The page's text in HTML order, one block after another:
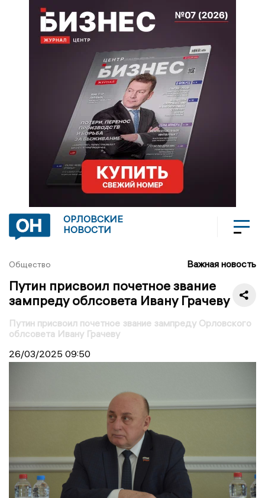
ОРЛОВСКИЕ
НОВОСТИ
Общество Важная новость
Путин присвоил почетное звание
зампреду облсовета Ивану Грачеву
Путин присвоил почетное звание зампреду Орловского
облсовета Ивану Грачеву
26/03/2025 09:50